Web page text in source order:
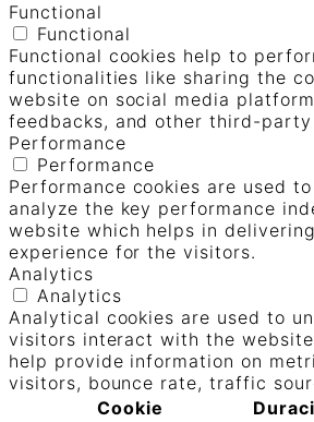
Functional
Functional
Functional cookies help to
functionalities like sharing the
website on social media
feedbacks, and other third-party
Performance
Performance
Performance cookies are used
analyze the key performance
website which helps in
experience for the visitors.
Analytics
Analytics
Analytical cookies are used to
visitors interact with the
help provide information on
visitors, bounce rate, traffic
Cookie